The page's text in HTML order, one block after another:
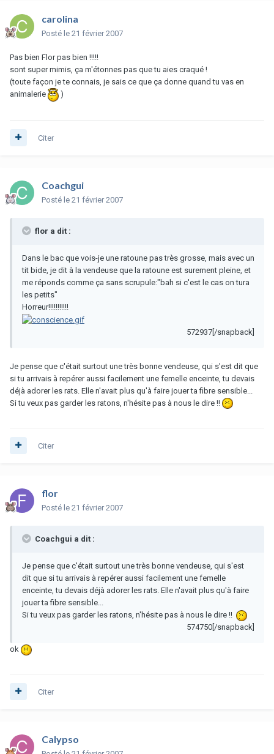
carolina
Posté le 21 février 2007
Pas bien Flor pas bien !!!!!
sont super mimis, ça m'étonnes pas que tu aies craqué !
(toute façon je te connais, je sais ce que ça donne quand tu vas en
animalerie
)
Citer
Coachgui
Posté le 21 février 2007
flor a dit :
Dans le bac que vois-je une ratoune pas très grosse, mais avec un
tit bide, je dit à la vendeuse que la ratoune est surement pleine, et
me réponds comme ça sans scrupule:"bah si c'est le cas on tura
les petits"
Horreur!!!!!!!!!!!
572937[/snapback]
Je pense que c'était surtout une très bonne vendeuse, qui s'est dit que
si tu arrivais à repérer aussi facilement une femelle enceinte, tu devais
déjà adorer les rats. Elle n'avait plus qu'à faire jouer ta fibre sensible...
Si tu veux pas garder les ratons, n'hésite pas à nous le dire !!
Citer
flor
Posté le 21 février 2007
Coachgui a dit :
Je pense que c'était surtout une très bonne vendeuse, qui s'est
dit que si tu arrivais à repérer aussi facilement une femelle
enceinte, tu devais déjà adorer les rats. Elle n'avait plus qu'à faire
jouer ta fibre sensible...
Si tu veux pas garder les ratons, n'hésite pas à nous le dire !!
574750[/snapback]
ok
Citer
Calypso